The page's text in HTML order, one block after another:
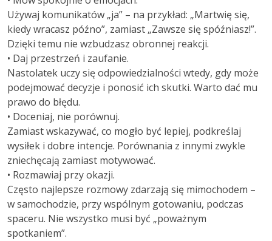
Używaj komunikatów „ja” – na przykład: „Martwię się,
kiedy wracasz późno”, zamiast „Zawsze się spóźniasz!”.
Dzięki temu nie wzbudzasz obronnej reakcji.
• Daj przestrzeń i zaufanie.
Nastolatek uczy się odpowiedzialności wtedy, gdy może
podejmować decyzje i ponosić ich skutki. Warto dać mu
prawo do błędu.
• Doceniaj, nie porównuj.
Zamiast wskazywać, co mogło być lepiej, podkreślaj
wysiłek i dobre intencje. Porównania z innymi zwykle
zniechęcają zamiast motywować.
• Rozmawiaj przy okazji.
Często najlepsze rozmowy zdarzają się mimochodem –
w samochodzie, przy wspólnym gotowaniu, podczas
spaceru. Nie wszystko musi być „poważnym
spotkaniem”.